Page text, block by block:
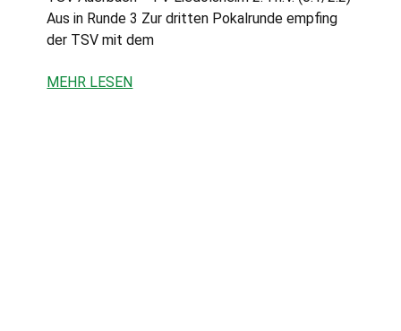
Aus in Runde 3 Zur dritten Pokalrunde empfing
der TSV mit dem
MEHR LESEN